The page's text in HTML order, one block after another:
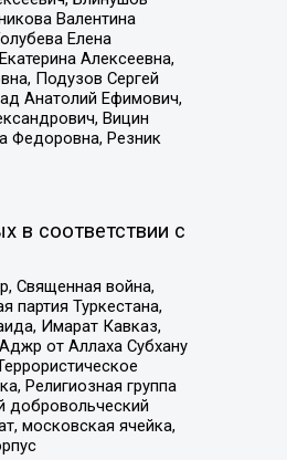
Валентина
Елена
Алексеевна,
Подузов Сергей
Анатолий Ефимович,
Вицин
Федоровна, Резник
в соответствии с
Священная война,
партия Туркестана,
Имарат Кавказ,
от Аллаха Субхану
Религиозная группа
добровольческий
московская ячейка,